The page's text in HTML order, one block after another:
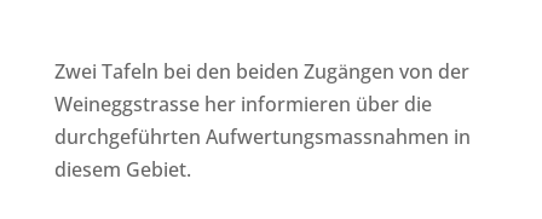
Zwei Tafeln bei den beiden Zugängen von der
Weineggstrasse her informieren über die
durchgeführten Aufwertungsmassnahmen in
diesem Gebiet.